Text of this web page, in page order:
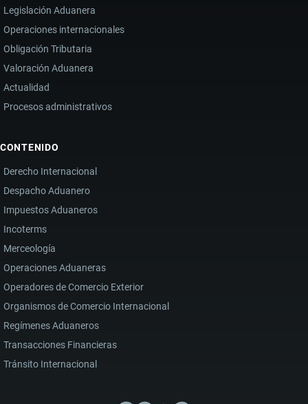
Legislación Aduanera
Operaciones internacionales
Obligación Tributaria
Valoración Aduanera
Actualidad
Procesos administrativos
CONTENIDO
Derecho Internacional
Despacho Aduanero
Impuestos Aduaneros
Incoterms
Merceología
Operaciones Aduaneras
Operadores de Comercio Exterior
Organismos de Comercio Internacional
Regímenes Aduaneros
Transacciones Financieras
Tránsito Internacional